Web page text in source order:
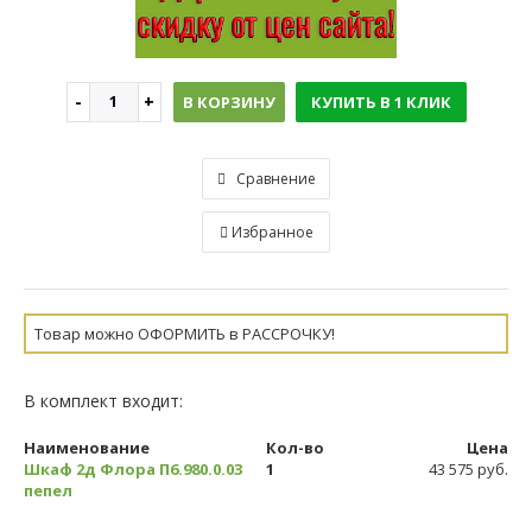
В КОРЗИНУ КУПИТЬ В 1 КЛИК
Сравнение
Избранное
Товар можно ОФОРМИТЬ в РАССРОЧКУ!
В комплект входит:
Наименование Кол-во
Цена
Шкаф 2д Флора П6.980.0.03
пепел
1 43 575 руб.